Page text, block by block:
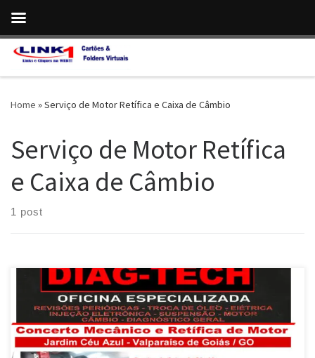
Skip to content
Home »Serviço de Motor Retífica e Caixa de Câmbio
Serviço de Motor Retífica
e Caixa de Câmbio
1 post
Na Diag Tech , Serviço de Motor , Retífica e Caixa de Câmbio em
Valparaíso de Goiás / GO Revisão do Motor , Comando de Válvulas